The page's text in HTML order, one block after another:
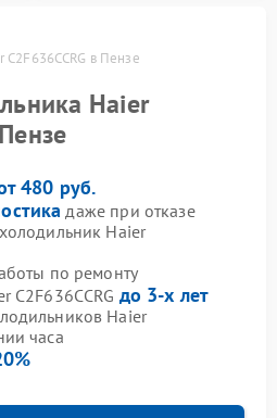
в Пензе
Haier
480 руб.
даже при отказе
Haier
по ремонту
C2F636CCRG до 3-х лет
Haier
часа